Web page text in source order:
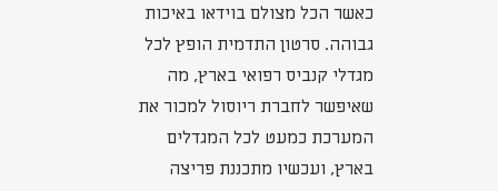
כאשר הכל מצולם בוידאו באיכות
גבוהה. סרטון התדמית הופץ לכל
מגדלי קנביס רפואי בארץ, מה
שאיפשר לחברת ריוסול למכור את
המערכת כמעט לכל המגדלים
בארץ, ועכשיו מתכננת פריצה